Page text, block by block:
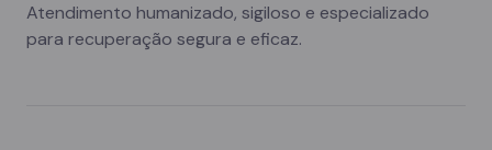
Atendimento humanizado, sigiloso e especializado
para recuperação segura e eficaz.